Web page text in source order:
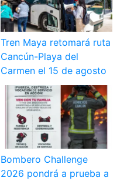
Tren Maya retomará ruta
Cancún-Playa del
Carmen el 15 de agosto
Bombero Challenge
2026 pondrá a prueba a